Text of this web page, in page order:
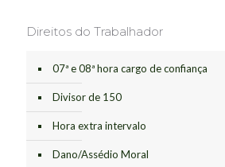
Direitos do Trabalhador
07ª e 08ª hora cargo de confiança
Divisor de 150
Hora extra intervalo
Dano/Assédio Moral